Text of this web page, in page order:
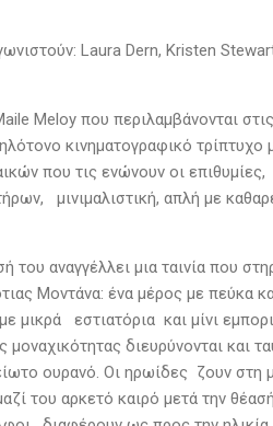
Laura Dern, Kristen
Meloy που περιλαμβάνονται
κινηματογραφικό τρίπτυχο
που τις ενώνουν οι
μινιμαλιστική, απλή με
αναγγέλλει μια ταινία που
Μοντάνα: ένα μέρος με πεύκα
εστιατόρια και μίνι
διευρύνονται και
ουρανό. Οι ηρωίδες ζουν στη
του αρκετό καιρό μετά την